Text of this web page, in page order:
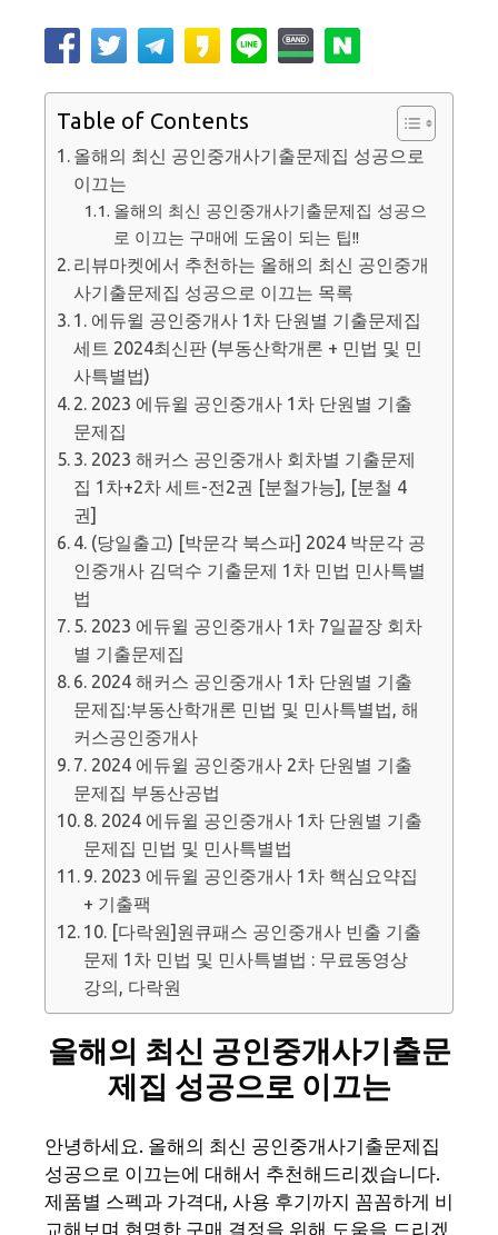
Table of Contents
올해의 최신 공인중개사기출문제집 성공으로
이끄는
올해의 최신 공인중개사기출문제집 성공으
로 이끄는 구매에 도움이 되는 팁!!
리뷰마켓에서 추천하는 올해의 최신 공인중개
사기출문제집 성공으로 이끄는 목록
1. 에듀윌 공인중개사 1차 단원별 기출문제집
세트 2024최신판 (부동산학개론 + 민법 및 민
사특별법)
2. 2023 에듀윌 공인중개사 1차 단원별 기출
문제집
3. 2023 해커스 공인중개사 회차별 기출문제
집 1차+2차 세트-전2권 [분철가능], [분철 4
권]
4. (당일출고) [박문각 북스파] 2024 박문각 공
인중개사 김덕수 기출문제 1차 민법 민사특별
법
5. 2023 에듀윌 공인중개사 1차 7일끝장 회차
별 기출문제집
6. 2024 해커스 공인중개사 1차 단원별 기출
문제집:부동산학개론 민법 및 민사특별법, 해
커스공인중개사
7. 2024 에듀윌 공인중개사 2차 단원별 기출
문제집 부동산공법
8. 2024 에듀윌 공인중개사 1차 단원별 기출
문제집 민법 및 민사특별법
9. 2023 에듀윌 공인중개사 1차 핵심요약집
+ 기출팩
10. [다락원]원큐패스 공인중개사 빈출 기출
문제 1차 민법 및 민사특별법 : 무료동영상
강의, 다락원
올해의 최신 공인중개사기출문
제집 성공으로 이끄는
안녕하세요. 올해의 최신 공인중개사기출문제집
성공으로 이끄는에 대해서 추천해드리겠습니다.
제품별 스펙과 가격대, 사용 후기까지 꼼꼼하게 비
교해보며 현명한 구매 결정을 위해 도움을 드리겠